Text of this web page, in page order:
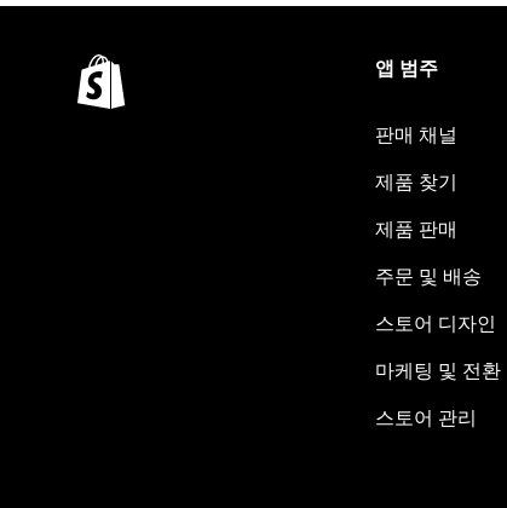
앱 범주
판매 채널
제품 찾기
제품 판매
주문 및 배송
스토어 디자인
마케팅 및 전환
스토어 관리